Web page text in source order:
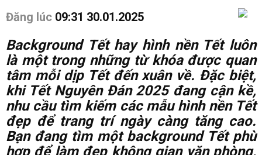
Đăng lúc 09:31 30.01.2025
Background Tết hay hình nền Tết luôn
là một trong những từ khóa được quan
tâm mỗi dịp Tết đến xuân về. Đặc biệt,
khi Tết Nguyên Đán 2025 đang cận kề,
nhu cầu tìm kiếm các mẫu hình nền Tết
đẹp để trang trí ngày càng tăng cao.
Bạn đang tìm một background Tết phù
hợp để làm đẹp không gian văn phòng,